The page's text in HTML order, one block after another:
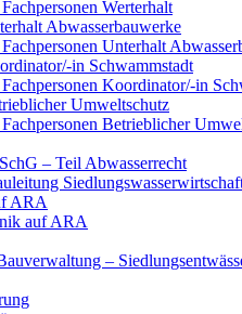
Werterhalt
Abwasserbauwerke
Unterhalt
in Schwammstadt
Koordinator/-in
Umweltschutz
Betrieblicher
– Teil Abwasserrecht
ARA
auf ARA
–